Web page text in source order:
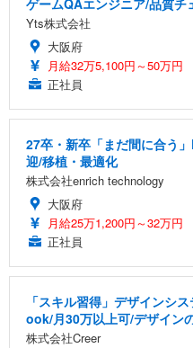
ゲームQAエンジニア/品質チ
Yts株式会社
大阪府
月給32万5,100円～50万円
正社員
27卒・新卒「まだ間に合う
迎/移植・最適化
株式会社enrich technology
大阪府
月給25万1,200円～32万円
正社員
「スキル習得」デザインシ
ook/月30万以上可/デザイン
株式会社Creer